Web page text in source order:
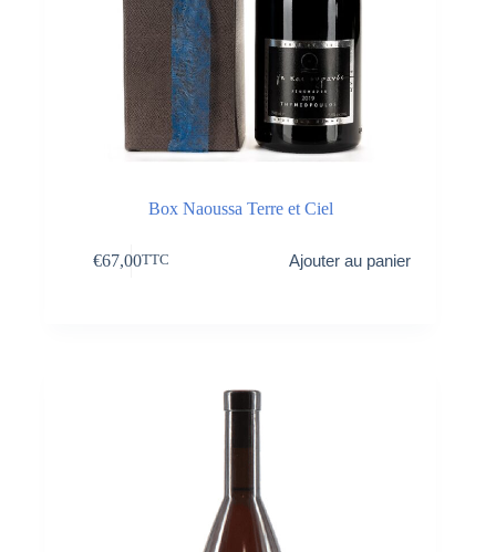
Box Naoussa Terre et Ciel
€67,00TTC Ajouter au panier